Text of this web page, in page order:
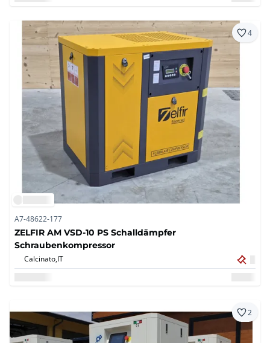
4
A7-48622-177
ZELFIR AM VSD-10 PS Schalldämpfer
Schraubenkompressor
Calcinato,IT
2